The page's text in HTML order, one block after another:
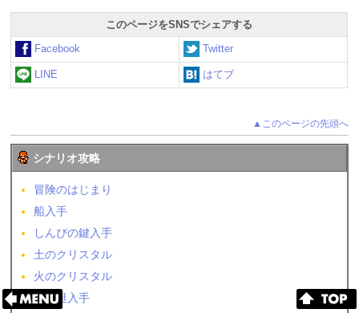
このページをSNSでシェアする
Facebook
Twitter
LINE はてブ
▲このページの先頭へ
シナリオ攻略
冒険のはじまり
船入手
しんぴの鍵入手
土のクリスタル
火のクリスタル
飛空艇入手